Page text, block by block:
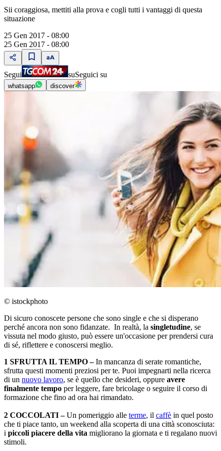
Sii coraggiosa, mettiti alla prova e cogli tutti i vantaggi di questa
situazione
25 Gen 2017 - 08:00
25 Gen 2017 - 08:00
Segui suSeguici su
whatsapp discover
© istockphoto
Di sicuro conoscete persone che sono single e che si disperano
perché ancora non sono fidanzate. In realtà, la singletudine, se
vissuta nel modo giusto, può essere un'occasione per prendersi cura
di sé, riflettere e conoscersi meglio.
1 SFRUTTA IL TEMPO –In mancanza di serate romantiche,
sfrutta questi momenti preziosi per te. Puoi impegnarti nella ricerca
di un nuovo lavoro, se è quello che desideri, oppure avere
finalmente tempo per leggere, fare bricolage o seguire il corso di
formazione che fino ad ora hai rimandato.
2 COCCOLATI –Un pomeriggio alle terme, il caffè in quel posto
che ti piace tanto, un weekend alla scoperta di una città sconosciuta:
i piccoli piacere della vita migliorano la giornata e ti regalano nuovi
stimoli.